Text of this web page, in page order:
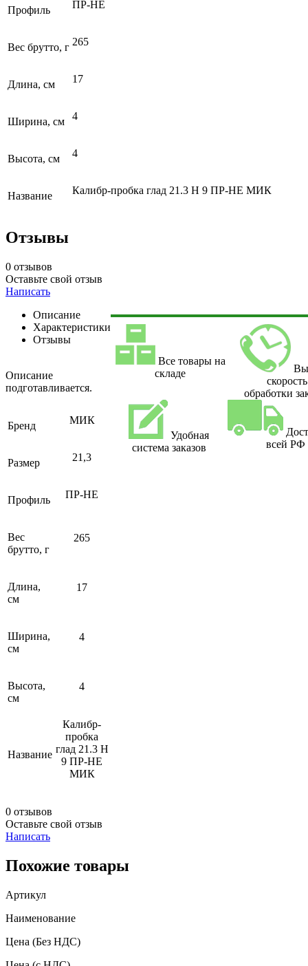
Профиль ПР-НЕ
Вес брутто, г 265
Длина, см 17
Ширина, см 4
Высота, см 4
Название Калибр-пробка глад 21.3 Н 9 ПР-НЕ МИК
Отзывы
0 отзывов
Оставьте свой отзыв
Написать
Описание
Характеристики
Отзывы
Описание
подготавливается.
Бренд МИК
Размер 21,3
Профиль ПР-НЕ
Вес
брутто, г
265
Длина,
см
17
Ширина,
см
4
Высота,
см
4
Название
Калибр-
пробка
глад 21.3 Н
9 ПР-НЕ
МИК
0 отзывов
Оставьте свой отзыв
Написать
Все товары на
складе
скорость
обработки
Удобная
система заказов
всей РФ
Похожие товары
Артикул
Наименование
Цена (Без НДС)